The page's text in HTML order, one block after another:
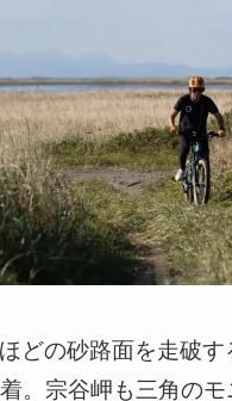
どの砂路面を走破す
。宗谷岬も三角の